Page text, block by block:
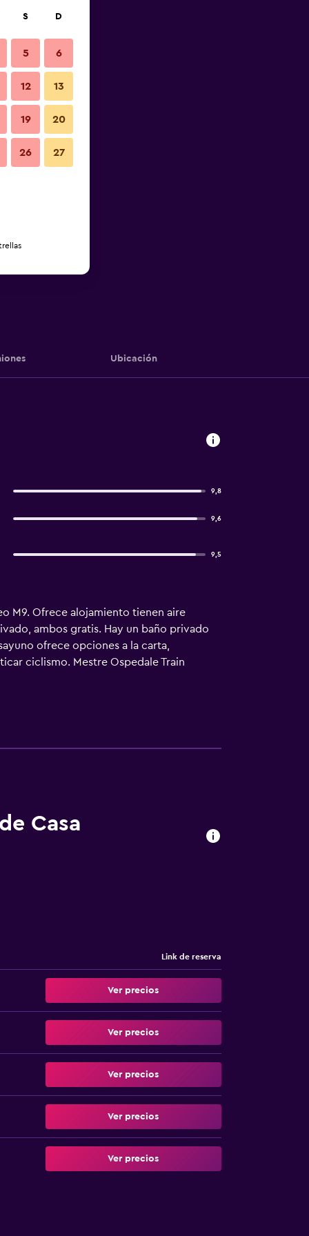
Ubicación
9,8
9,6
9,5
M9. Ofrece alojamiento tienen aire
ambos gratis. Hay un baño privado
ofrece opciones a la carta,
ciclismo. Mestre Ospedale Train
(Aeropuerto de Venecia - Marco
Casa
Link de reserva
Ver precios
Ver precios
Ver precios
Ver precios
Ver precios
S D
5 6
12 13
19 20
26 27